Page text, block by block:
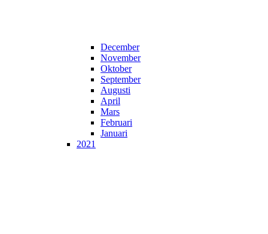
December
November
Oktober
September
Augusti
April
Mars
Februari
Januari
2021